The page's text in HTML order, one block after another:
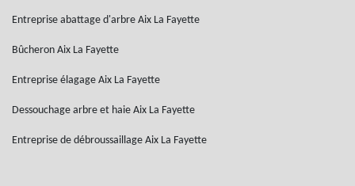
Entreprise abattage d'arbre Aix La Fayette
Bûcheron Aix La Fayette
Entreprise élagage Aix La Fayette
Dessouchage arbre et haie Aix La Fayette
Entreprise de débroussaillage Aix La Fayette